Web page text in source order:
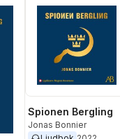
Spionen Bergling
Jonas Bonnier